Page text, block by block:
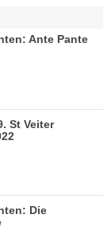
Ante Pante
St Veiter
Die